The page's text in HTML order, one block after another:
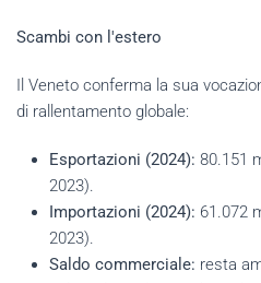
Scambi con l'estero
Il Veneto conferma la sua
di rallentamento globale:
Esportazioni (2024): 80.151
2023).
Importazioni (2024): 61.072
2023).
Saldo commerciale: resta